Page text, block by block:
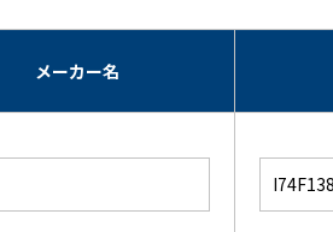
メーカー名